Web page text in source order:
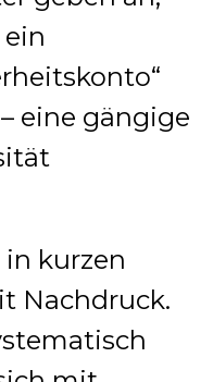
eine gängige
kurzen
Nachdruck.